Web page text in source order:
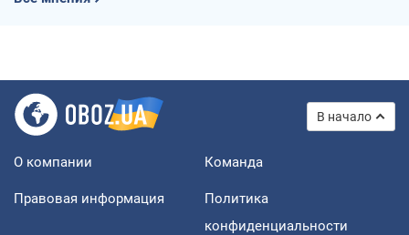
В начало
О компании Команда
Правовая информация
Политика
конфиденциальности